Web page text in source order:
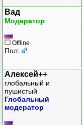
Вад
Модератор
Offline
Пол:
Алексей++
глобальный и
пушистый
Глобальный
модератор